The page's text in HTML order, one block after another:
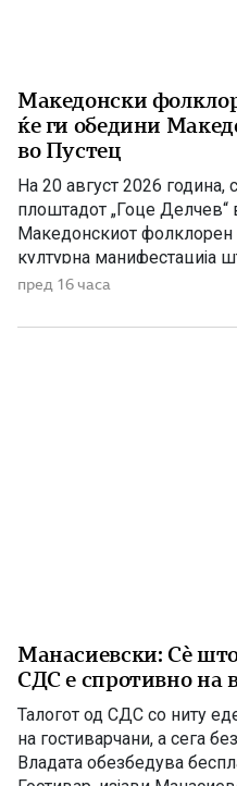
Македонски
ќе ги обедини
во Пустец
На 20 август 2026 година,
плоштадот „Гоце
Македонскиот фолклорен
културна манифестација
Македонците од
Фестивалот ќе биде
пред 16 часа
Манасиевски: Сè
СДС е спротивно на
Талогот од СДС со ниту
на гостиварчани, а сега
Владата обезбедува